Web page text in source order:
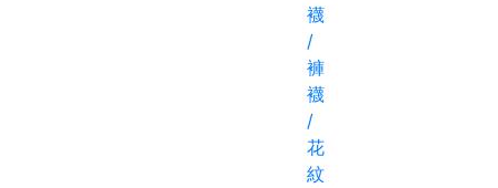
襪
/
褲
襪
/
花
紋